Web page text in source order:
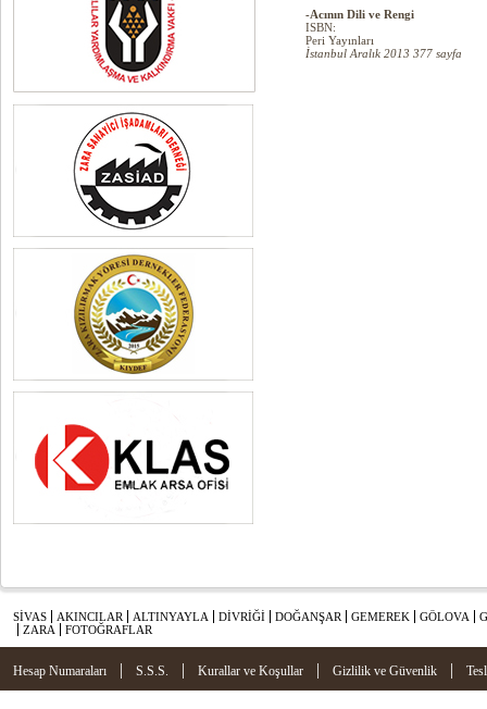
-Acının Dili ve Rengi
ISBN:
Peri Yayınları
İstanbul Aralık 2013 377 sayfa
SİVAS AKINCILAR ALTINYAYLA DİVRİĞİ DOĞANŞAR GEMEREK GÖLOVA
ZARA
FOTOĞRAFLAR
Hesap Numaraları | S.S.S. | Kurallar ve Koşullar | Gizlilik ve Güvenlik |